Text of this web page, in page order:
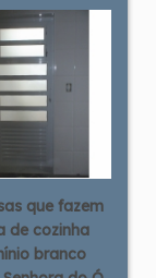
que fazem
de cozinha
branco